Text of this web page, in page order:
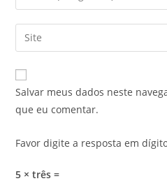
Salvar meus dados neste
que eu comentar.
Favor digite a resposta em
5 × três =